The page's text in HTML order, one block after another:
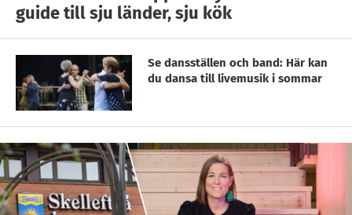
guide till sju länder, sju kök
Se dansställen och band: Här kan
du dansa till livemusik i sommar